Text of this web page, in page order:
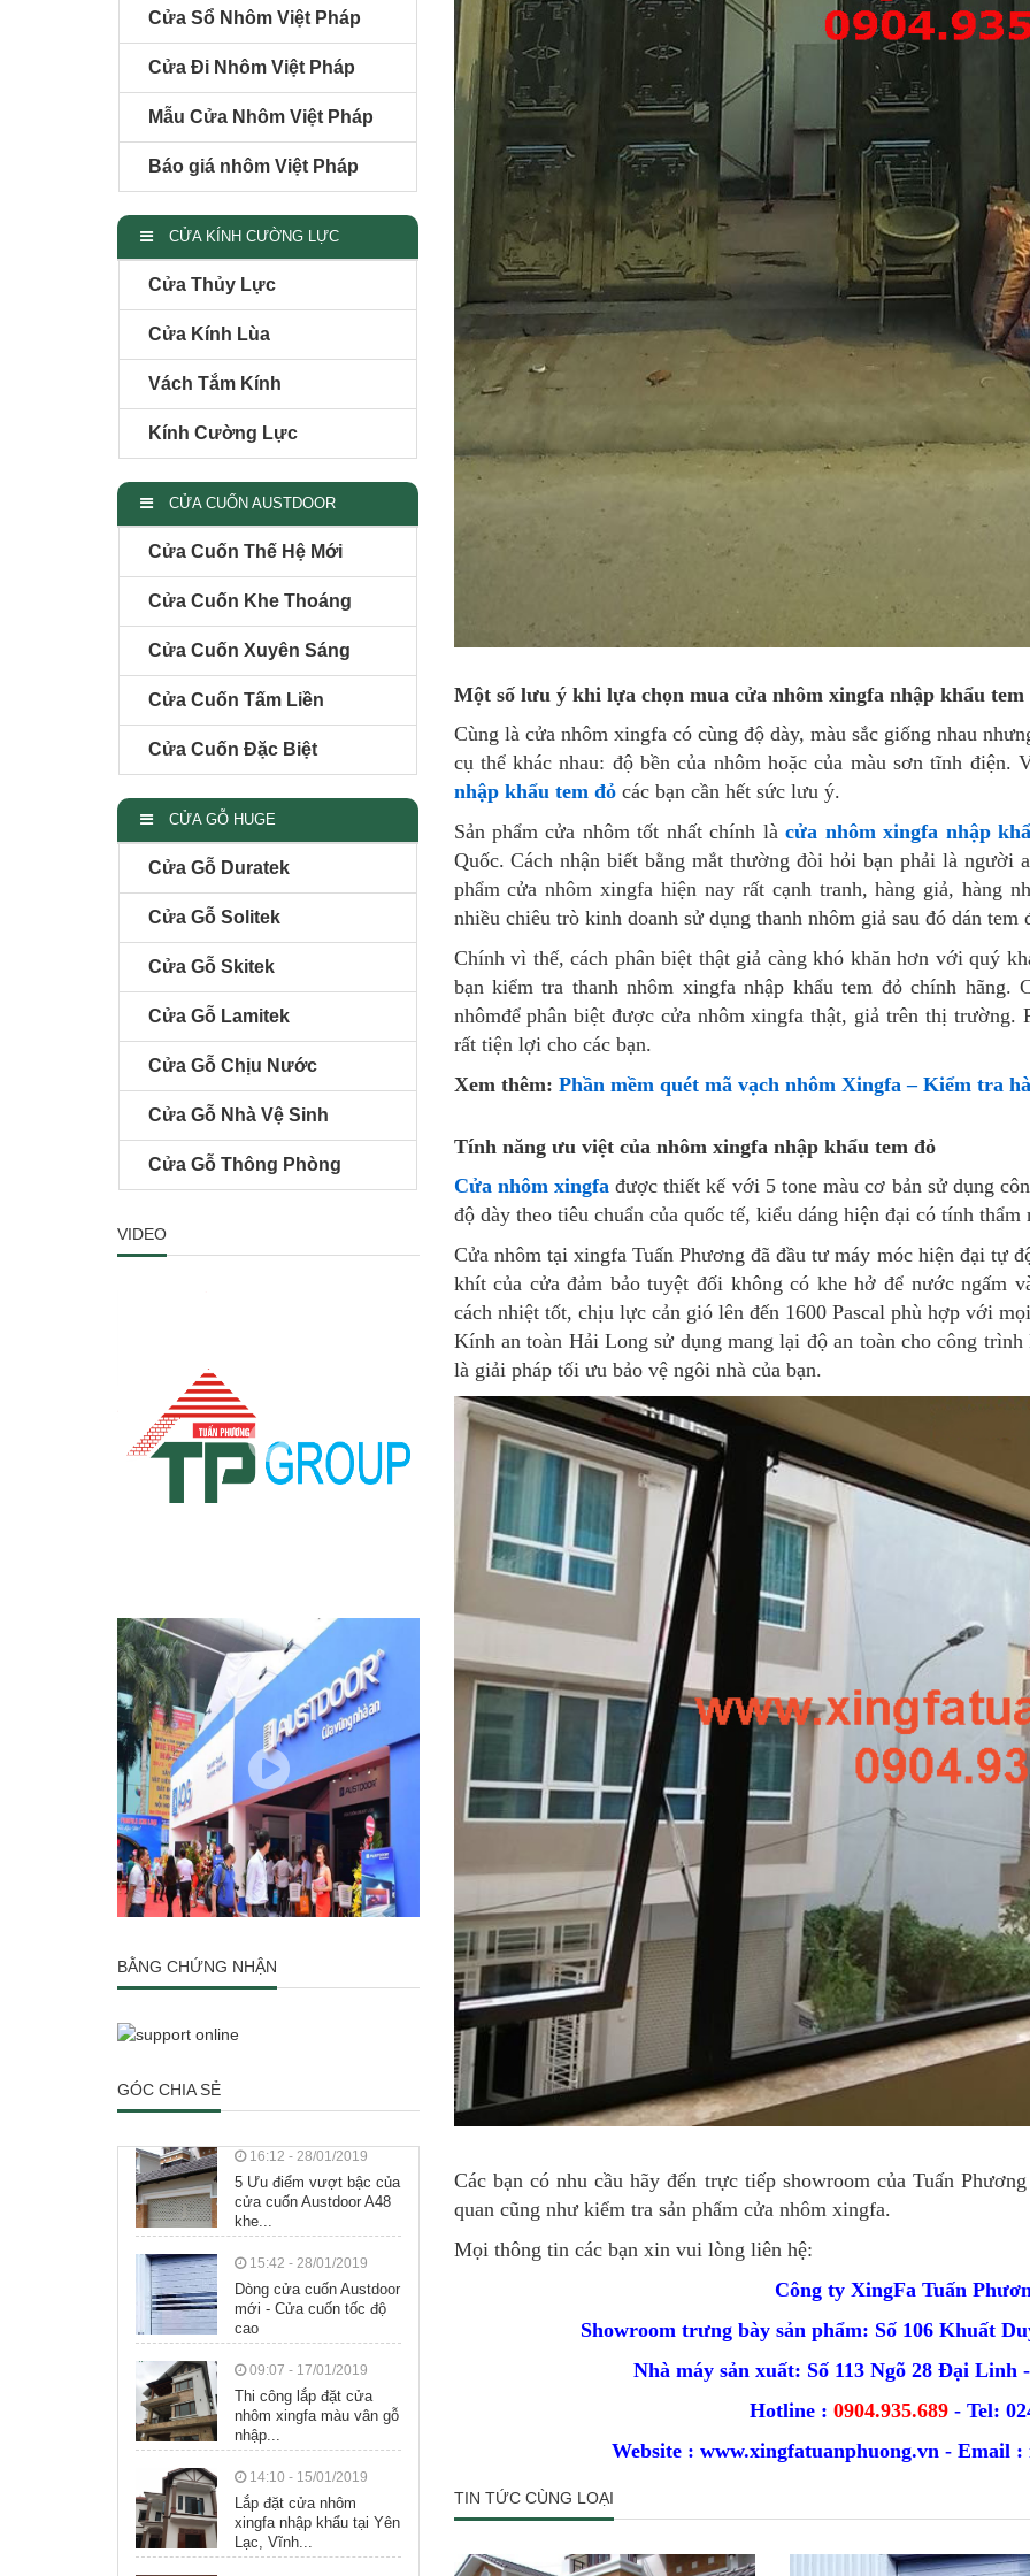
Cửa Sổ Nhôm Việt Pháp
Cửa Đi Nhôm Việt Pháp
Mẫu Cửa Nhôm Việt Pháp
Báo giá nhôm Việt Pháp
CỬA KÍNH CƯỜNG LỰC
Cửa Thủy Lực
Cửa Kính Lùa
Vách Tắm Kính
Kính Cường Lực
CỬA CUỐN AUSTDOOR
Cửa Cuốn Thế Hệ Mới
Cửa Cuốn Khe Thoáng
Cửa Cuốn Xuyên Sáng
Cửa Cuốn Tấm Liền
Cửa Cuốn Đặc Biệt
CỬA GỖ HUGE
Cửa Gỗ Duratek
Cửa Gỗ Solitek
Cửa Gỗ Skitek
Cửa Gỗ Lamitek
Cửa Gỗ Chịu Nước
Cửa Gỗ Nhà Vệ Sinh
Cửa Gỗ Thông Phòng
VIDEO
BẰNG CHỨNG NHẬN
GÓC CHIA SẺ
16:12 - 28/01/2019
5 Ưu điểm vượt bậc của
cửa cuốn Austdoor A48
khe...
15:42 - 28/01/2019
Dòng cửa cuốn Austdoor
mới - Cửa cuốn tốc độ
cao
09:07 - 17/01/2019
Thi công lắp đặt cửa
nhôm xingfa màu vân gỗ
nhập...
14:10 - 15/01/2019
Lắp đặt cửa nhôm
xingfa nhập khẩu tại Yên
Lạc, Vĩnh...
Một số lưu ý khi lựa chọn mua cửa nhôm xingfa nhập khẩu tem
Cùng là cửa nhôm xingfa có cùng độ dày, màu sắc giống nhau
cụ thể khác nhau: độ bền của nhôm hoặc của màu sơn tĩnh điện.
nhập khẩu tem đỏcác bạn cần hết sức lưu ý.
Sản phẩm cửa nhôm tốt nhất chính làcửa nhôm xingfa nhập
Quốc. Cách nhận biết bằng mắt thường đòi hỏi bạn phải là người
phẩm cửa nhôm xingfa hiện nay rất cạnh tranh, hàng giả, hàng
nhiều chiêu trò kinh doanh sử dụng thanh nhôm giả sau đó dán tem
Chính vì thế, cách phân biệt thật giả càng khó khăn hơn với quý
bạn kiểm tra thanh nhôm xingfa nhập khẩu tem đỏ chính hãng.
nhômđể phân biệt được cửa nhôm xingfa thật, giả trên thị trường.
rất tiện lợi cho các bạn.
Xem thêm: Phần mềm quét mã vạch nhôm Xingfa – Kiểm tra
Tính năng ưu việt của nhôm xingfa nhập khẩu tem đỏ
Cửa nhôm xingfa được thiết kế với 5 tone màu cơ bản sử dụng
độ dày theo tiêu chuẩn của quốc tế, kiểu dáng hiện đại có tính thẩm
Cửa nhôm tại xingfa Tuấn Phương đã đầu tư máy móc hiện đại tự
khít của cửa đảm bảo tuyệt đối không có khe hở để nước ngấm
cách nhiệt tốt, chịu lực cản gió lên đến 1600 Pascal phù hợp với
Kính an toàn Hải Long sử dụng mang lại độ an toàn cho công
là giải pháp tối ưu bảo vệ ngôi nhà của bạn.
Các bạn có nhu cầu hãy đến trực tiếp showroom của Tuấn
quan cũng như kiểm tra sản phẩm cửa nhôm xingfa.
Mọi thông tin các bạn xin vui lòng liên hệ:
Công ty XingFa Tuấn
Showroom trưng bày sản phẩm: Số 106 Khuất
Nhà máy sản xuất: Số 113 Ngõ 28 Đại
Hotline :0904.935.689 - Tel:
Website : www.xingfatuanphuong.vn - Email
TIN TỨC CÙNG LOẠI